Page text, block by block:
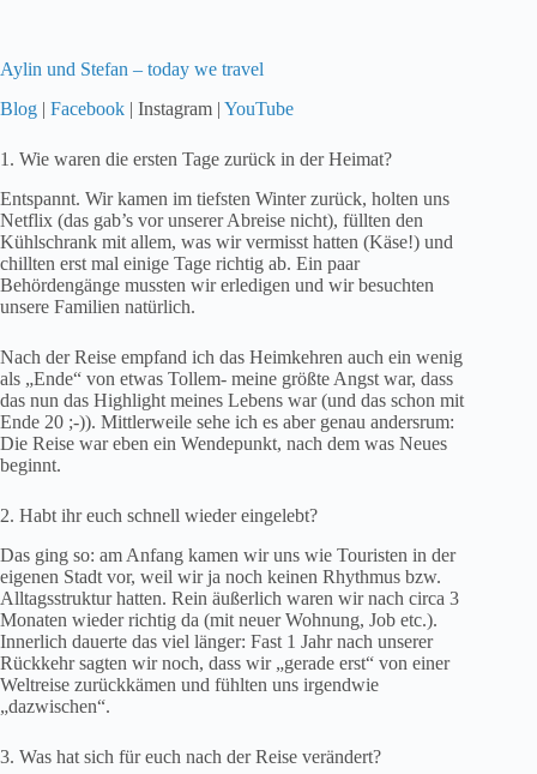
Aylin und Stefan – today we travel
Blog | Facebook | Instagram | YouTube
1. Wie waren die ersten Tage zurück in der Heimat?
Entspannt. Wir kamen im tiefsten Winter zurück, holten uns
Netflix (das gab’s vor unserer Abreise nicht), füllten den
Kühlschrank mit allem, was wir vermisst hatten (Käse!) und
chillten erst mal einige Tage richtig ab. Ein paar
Behördengänge mussten wir erledigen und wir besuchten
unsere Familien natürlich.
Nach der Reise empfand ich das Heimkehren auch ein wenig
als „Ende“ von etwas Tollem- meine größte Angst war, dass
das nun das Highlight meines Lebens war (und das schon mit
Ende 20 ;-)). Mittlerweile sehe ich es aber genau andersrum:
Die Reise war eben ein Wendepunkt, nach dem was Neues
beginnt.
2. Habt ihr euch schnell wieder eingelebt?
Das ging so: am Anfang kamen wir uns wie Touristen in der
eigenen Stadt vor, weil wir ja noch keinen Rhythmus bzw.
Alltagsstruktur hatten. Rein äußerlich waren wir nach circa 3
Monaten wieder richtig da (mit neuer Wohnung, Job etc.).
Innerlich dauerte das viel länger: Fast 1 Jahr nach unserer
Rückkehr sagten wir noch, dass wir „gerade erst“ von einer
Weltreise zurückkämen und fühlten uns irgendwie
„dazwischen“.
3. Was hat sich für euch nach der Reise verändert?